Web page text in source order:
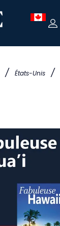
/ États-Unis /